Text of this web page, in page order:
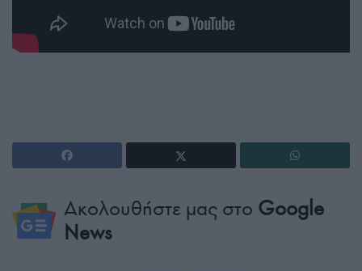
Ακολουθήστε μας στο Google
News